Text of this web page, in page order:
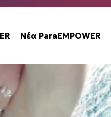
Νέα ParaEMPOWER